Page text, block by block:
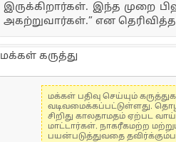
இருக்கிறார்கள். இந்த முறை
அகற்றுவார்கள்.” என
மக்கள் கருத்து
மக்கள் பதிவு செய்யும்
வடிவமைக்கப்பட்டுள்ளது.
சிறிது காலதாமதம் ஏற்பட
மாட்டார்கள். நாகரீகமற்ற
பயன்படுத்துவதை